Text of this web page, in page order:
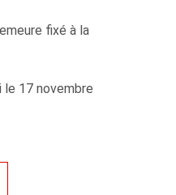
fixé à la
17 novembre